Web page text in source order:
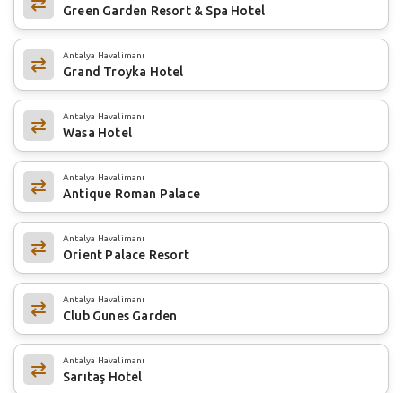
Green Garden Resort & Spa Hotel
Antalya Havalimanı
Grand Troyka Hotel
Antalya Havalimanı
Wasa Hotel
Antalya Havalimanı
Antique Roman Palace
Antalya Havalimanı
Orient Palace Resort
Antalya Havalimanı
Club Gunes Garden
Antalya Havalimanı
Sarıtaş Hotel